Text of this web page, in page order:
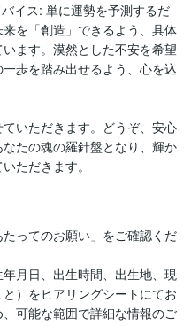
イス: 単に運勢を予測するだ
を「創造」できるよう、具体
ます。漠然とした不安を希望
歩を踏み出せるよう、心を込
いただきます。どうぞ、安心
たの魂の羅針盤となり、輝か
ただきます。
ってのお願い」をご確認くだ
月日、出生時間、出生地、現
）をヒアリングシートにてお
可能な範囲で詳細な情報のご